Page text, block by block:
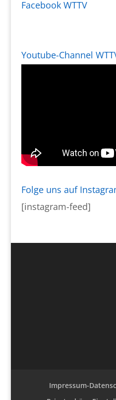
Facebook WTTV
Youtube-Channel
Folge uns auf
[instagram-feed]
Impressum-